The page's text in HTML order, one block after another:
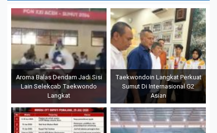
Aroma Balas Dendam Jadi Sisi
Lain Selekcab Taekwondo
Langkat
Taekwondoin Langkat Perkuat
Sumut Di Internasional G2
Asian